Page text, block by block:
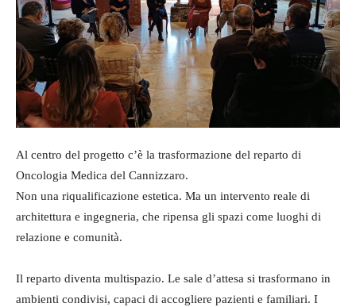
Al centro del progetto c’è la trasformazione del reparto di
Oncologia Medica del Cannizzaro.
Non una riqualificazione estetica. Ma un intervento reale di
architettura e ingegneria, che ripensa gli spazi come luoghi di
relazione e comunità.
Il reparto diventa multispazio. Le sale d’attesa si trasformano in
ambienti condivisi, capaci di accogliere pazienti e familiari. I